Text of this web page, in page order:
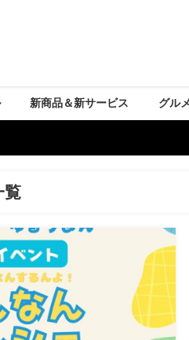
新商品＆新サービス グルメ
覧